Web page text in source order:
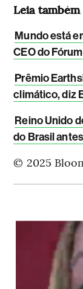
Leia também
Mundo está
CEO do
Prêmio
climático, diz
Reino Unido
do Brasil
© 2025